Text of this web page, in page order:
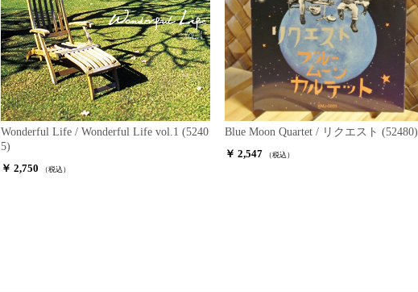
Wonderful Life / Wonderful Life vol.1 (5240
5)
￥ 2,750
（税込）
Blue Moon Quartet / リクエスト (52480)
￥ 2,547
（税込）